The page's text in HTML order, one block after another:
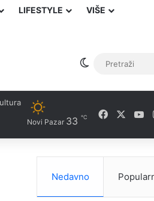
LIFESTYLE VIŠE
Switch skin
Novi Pazar 33 ℃ Facebook
Nedavno